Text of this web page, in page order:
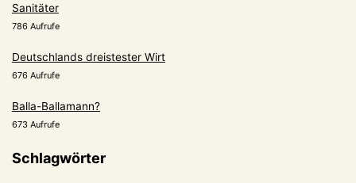
Sanitäter
786 Aufrufe
Deutschlands dreistester Wirt
676 Aufrufe
Balla-Ballamann?
673 Aufrufe
Schlagwörter